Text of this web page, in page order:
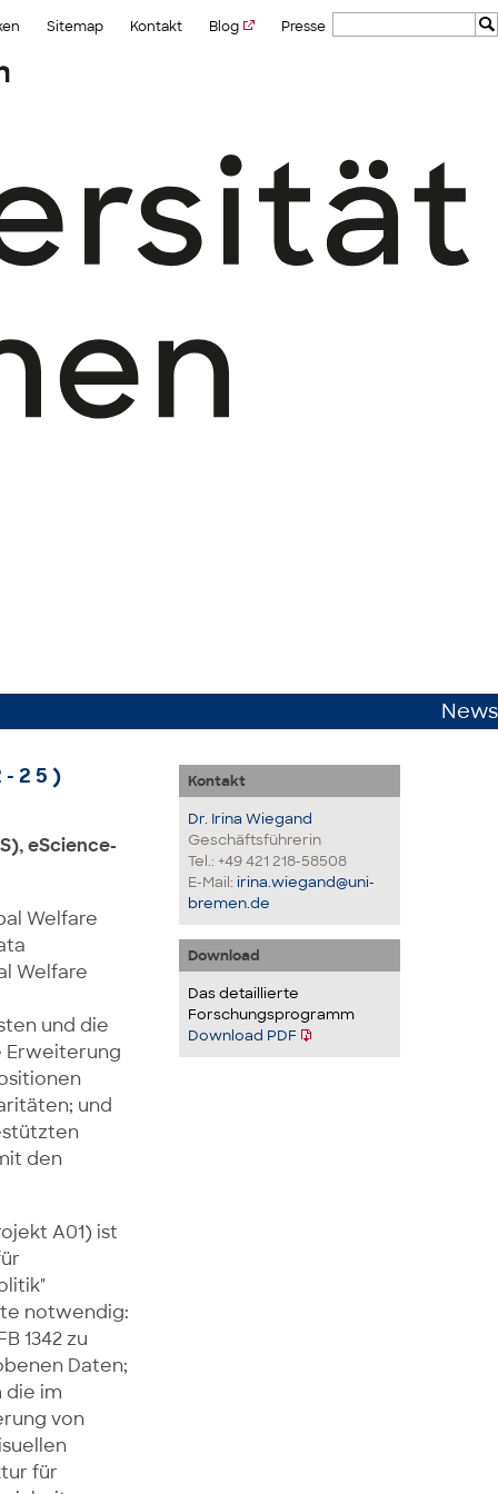
Sitemap Kontakt Blog Presse
News
25)
eScience-
Welfare
Welfare
und die
Erweiterung
und
den
A01) ist
notwendig:
1342 zu
Daten;
die im
von
für
Kontakt
Dr. Irina Wiegand
Geschäftsführerin
Tel.: +49 421 218-58508
E-Mail: irina.wiegand@uni-
bremen.de
Download
Das detaillierte
Forschungsprogramm
Download PDF